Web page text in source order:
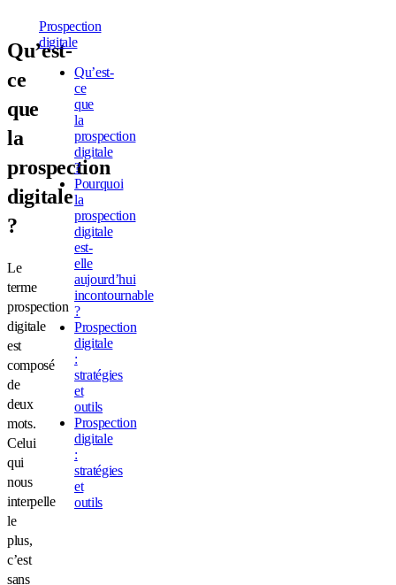
Qu’est-
ce
que
la
prospection
digitale
?
Le
terme
prospection
digitale
est
composé
de
deux
mots.
Celui
qui
nous
interpelle
le
plus,
c’est
sans
Prospection
digitale
Qu’est-
ce
que
la
prospection
digitale
?
Pourquoi
la
prospection
digitale
est-
elle
aujourd’hui
incontournable
?
Prospection
digitale
:
stratégies
et
outils
Prospection
digitale
:
stratégies
et
outils